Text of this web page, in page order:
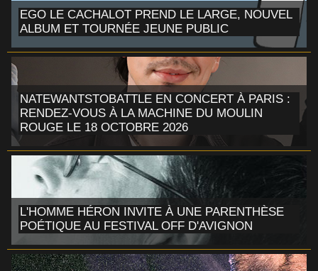
EGO LE CACHALOT PREND LE LARGE, NOUVEL
ALBUM ET TOURNÉE JEUNE PUBLIC
NATEWANTSTOBATTLE EN CONCERT À PARIS :
RENDEZ-VOUS À LA MACHINE DU MOULIN
ROUGE LE 18 OCTOBRE 2026
L'HOMME HÉRON INVITE À UNE PARENTHÈSE
POÉTIQUE AU FESTIVAL OFF D'AVIGNON